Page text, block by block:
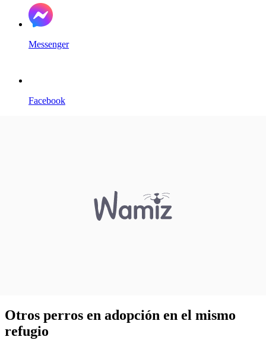
Messenger
Facebook
Otros perros en adopción en el mismo
refugio